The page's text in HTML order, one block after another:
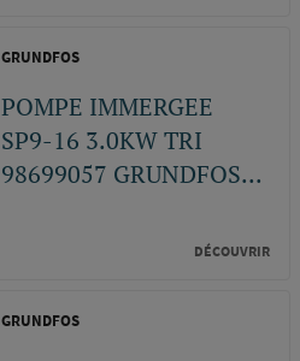
GRUNDFOS
POMPE IMMERGEE
SP9-16 3.0KW TRI
98699057 GRUNDFOS...
DÉCOUVRIR
GRUNDFOS